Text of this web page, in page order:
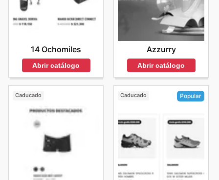
14 Ochomiles
Abrir catálogo
Azzurry
Abrir catálogo
Caducado Caducado Popular